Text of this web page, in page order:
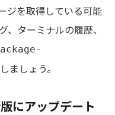
ジを取得している可能
、ターミナルの履歴、
ましょう。
にアップデート